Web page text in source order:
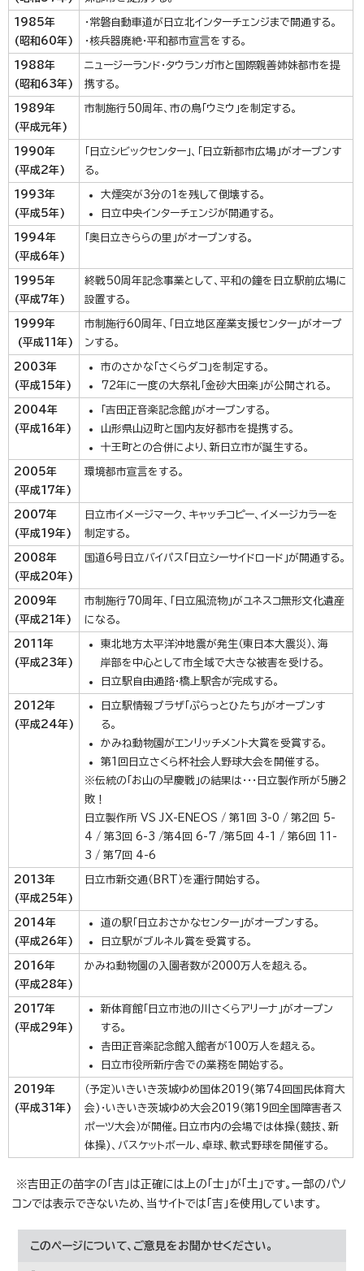
1985年
(昭和60年)
・常磐自動車道が日立北インターチェンジまで開通する。
・核兵器廃絶・平和都市宣言をする。
1988年
(昭和63年)
ニュージーランド・タウランガ市と国際親善姉妹都市を提
携する。
1989年
(平成元年)
市制施行50周年、市の鳥「ウミウ」を制定する。
1990年
(平成2年)
「日立シビックセンター」、「日立新都市広場」がオープンす
る。
1993年
(平成5年)
大煙突が3分の1を残して倒壊する。
日立中央インターチェンジが開通する。
1994年
(平成6年)
「奥日立きららの里」がオープンする。
1995年
(平成7年)
終戦50周年記念事業として、平和の鐘を日立駅前広場に
設置する。
1999年
(平成11年)
市制施行60周年、「日立地区産業支援センター」がオープ
ンする。
2003年
(平成15年)
市のさかな「さくらダコ」を制定する。
72年に一度の大祭礼「金砂大田楽」が公開される。
2004年
(平成16年)
「吉田正音楽記念館」がオープンする。
山形県山辺町と国内友好都市を提携する。
十王町との合併により、新日立市が誕生する。
2005年
(平成17年)
環境都市宣言をする。
2007年
(平成19年)
日立市イメージマーク、キャッチコピー、イメージカラーを
制定する。
2008年
(平成20年)
国道6号日立バイパス「日立シーサイドロード」が開通する。
2009年
(平成21年)
市制施行70周年、「日立風流物」がユネスコ無形文化遺産
になる。
2011年
(平成23年)
東北地方太平洋沖地震が発生（東日本大震災）、海
岸部を中心として市全域で大きな被害を受ける。
日立駅自由通路・橋上駅舎が完成する。
2012年
(平成24年)
日立駅情報プラザ「ぷらっとひたち」がオープンす
る。
かみね動物園がエンリッチメント大賞を受賞する。
第1回日立さくら杯社会人野球大会を開催する。
※伝統の「お山の早慶戦」の結果は・・・日立製作所が5勝2
敗！
日立製作所 VS JX-ENEOS / 第1回 3-0 / 第2回 5-
4 / 第3回 6-3 /第4回 6-7 /第5回 4-1 / 第6回 11-
3 / 第7回 4-6
2013年
(平成25年)
日立市新交通（BRT）を運行開始する。
2014年
(平成26年)
道の駅「日立おさかなセンター」がオープンする。
日立駅がブルネル賞を受賞する。
2016年
(平成28年)
かみね動物園の入園者数が2000万人を超える。
2017年
(平成29年)
新体育館「日立市池の川さくらアリーナ」がオープン
する。
𠮷田正音楽記念館入館者が100万人を超える。
日立市役所新庁舎での業務を開始する。
2019年
(平成31年)
（予定）いきいき茨城ゆめ国体2019(第74回国民体育大
会)・いきいき茨城ゆめ大会2019（第19回全国障害者ス
ポーツ大会）が開催。日立市内の会場では体操(競技、新
体操)、バスケットボール、卓球、軟式野球を開催する。
※吉田正の苗字の「吉」は正確には上の「士」が「土」です。一部のパソ
コンでは表示できないため、当サイトでは「吉」を使用しています。
このページについて、ご意見をお聞かせください。